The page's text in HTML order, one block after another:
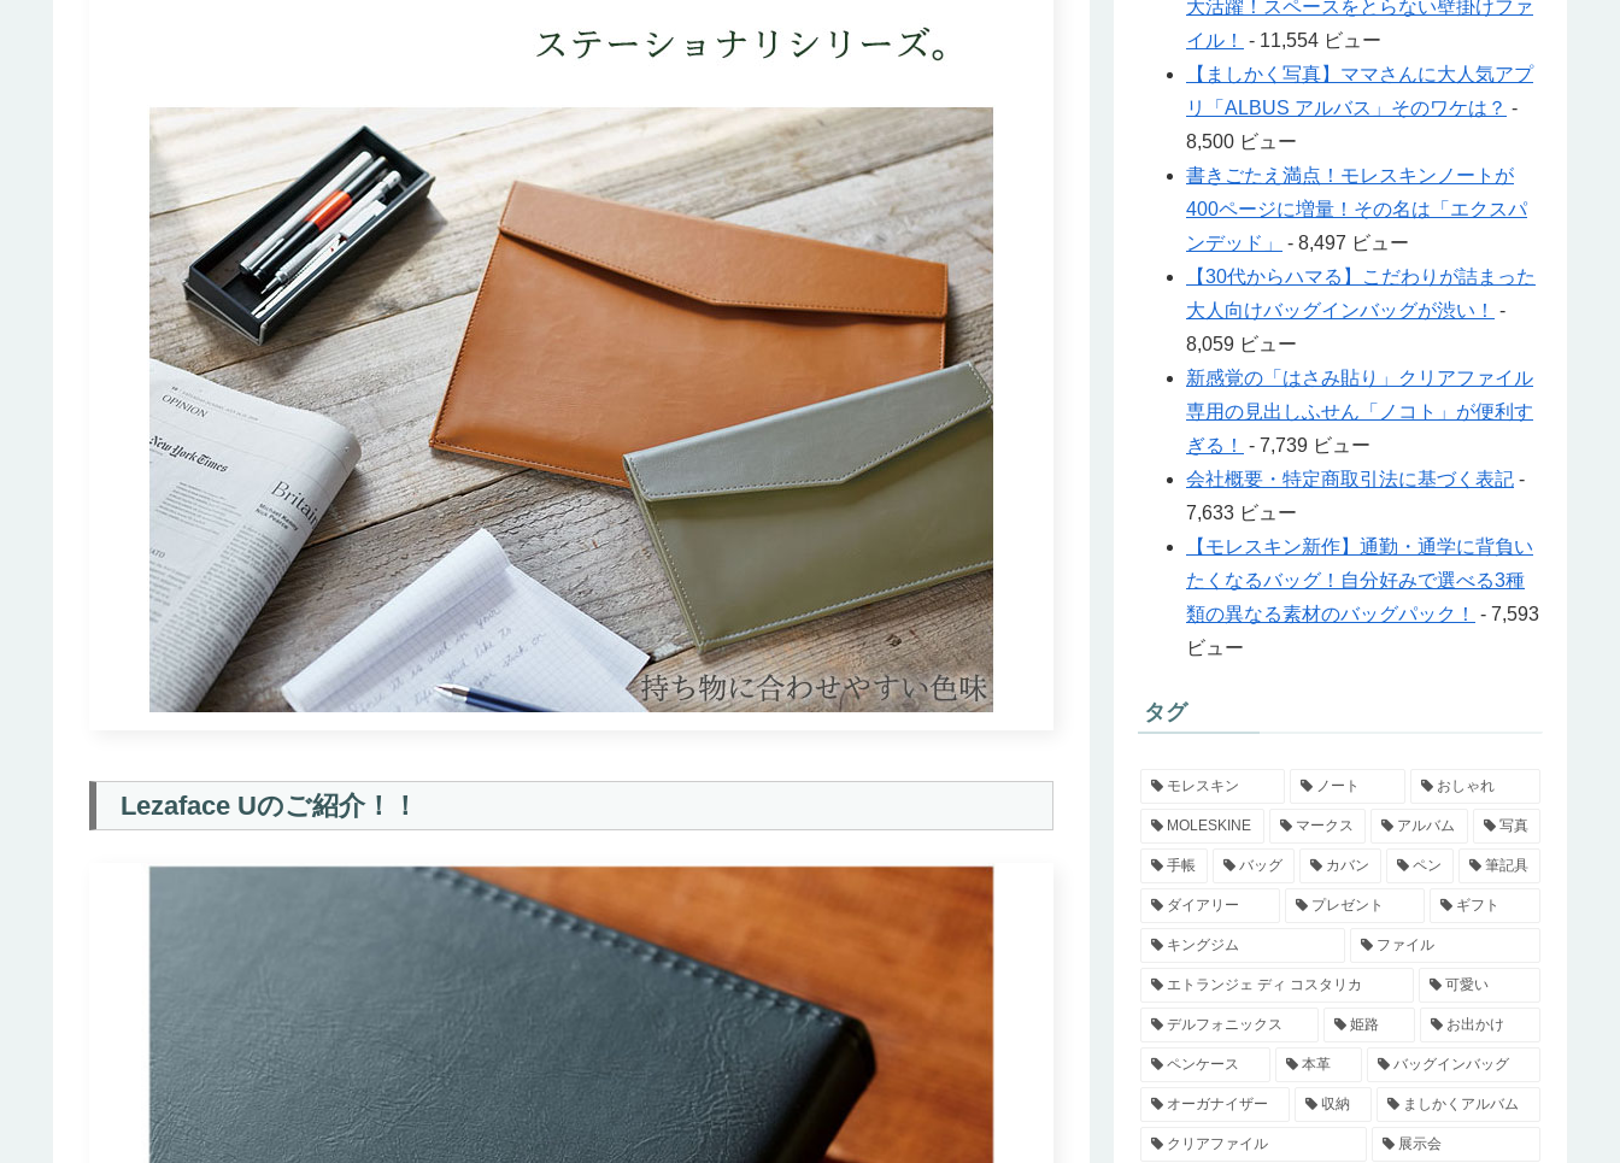
Lezaface Uのご紹介！！
大活躍！スペースをとらない壁掛けファ
イル！
- 11,554 ビュー
【ましかく写真】ママさんに大人気アプ
リ「ALBUS アルバス」そのワケは？ -
8,500 ビュー
書きごたえ満点！モレスキンノートが
400ページに増量！その名は「エクスパ
ンデッド」
- 8,497 ビュー
【30代からハマる】こだわりが詰まった
大人向けバッグインバッグが渋い！
-
8,059 ビュー
新感覚の「はさみ貼り」クリアファイル
専用の見出しふせん「ノコト」が便利す
ぎる！
- 7,739 ビュー
会社概要・特定商取引法に基づく表記 -
7,633 ビュー
【モレスキン新作】通勤・通学に背負い
たくなるバッグ！自分好みで選べる3種
類の異なる素材のバッグパック！
- 7,593
ビュー
タグ
モレスキン ノート おしゃれ
MOLESKINE マークス アルバム 写真
手帳 バッグ カバン ペン 筆記具
ダイアリー プレゼント ギフト
キングジム ファイル
エトランジェ ディ コスタリカ 可愛い
デルフォニックス 姫路 お出かけ
ペンケース 本革 バッグインバッグ
オーガナイザー 収納 ましかくアルバム
クリアファイル 展示会